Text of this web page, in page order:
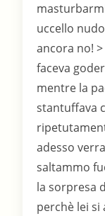
uccello
ancora no!
faceva
mentre la
stantuffava
adesso
saltammo
la sorpresa
perchè lei si